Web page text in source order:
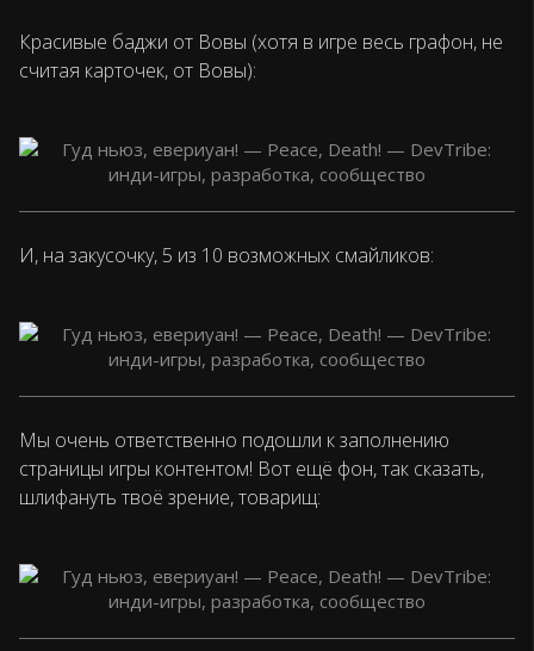
Красивые баджи от Вовы (хотя в игре весь графон, не
считая карточек, от Вовы):
И, на закусочку, 5 из 10 возможных смайликов:
Мы очень ответственно подошли к заполнению
страницы игры контентом! Вот ещё фон, так сказать,
шлифануть твоё зрение, товарищ: